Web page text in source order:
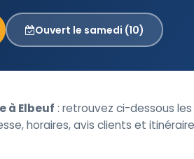
Ouvert le samedi (10)
à Elbeuf : retrouvez ci-dessous
horaires, avis clients et